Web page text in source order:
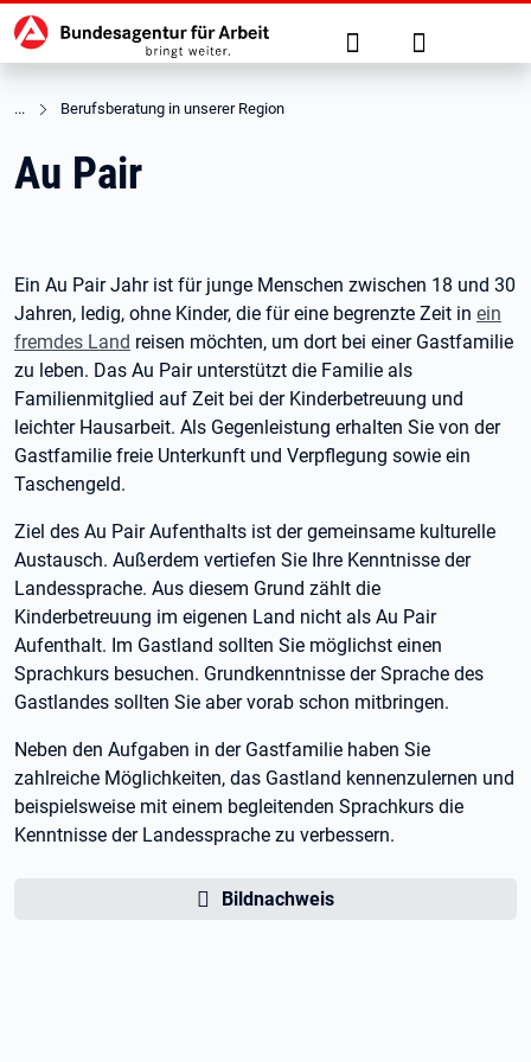
zu den Hauptinhalten springen
Hauptnavigation Suche Anmelden
Berufsberatung in unserer Region
Au Pair
Ein Au Pair Jahr ist für junge Menschen zwischen 18 und 30
Jahren, ledig, ohne Kinder, die für eine begrenzte Zeit in ein
fremdes Land reisen möchten, um dort bei einer Gastfamilie
zu leben. Das Au Pair unterstützt die Familie als
Familienmitglied auf Zeit bei der Kinderbetreuung und
leichter Hausarbeit. Als Gegenleistung erhalten Sie von der
Gastfamilie freie Unterkunft und Verpflegung sowie ein
Taschengeld.
Ziel des Au Pair Aufenthalts ist der gemeinsame kulturelle
Austausch. Außerdem vertiefen Sie Ihre Kenntnisse der
Landessprache. Aus diesem Grund zählt die
Kinderbetreuung im eigenen Land nicht als Au Pair
Aufenthalt. Im Gastland sollten Sie möglichst einen
Sprachkurs besuchen. Grundkenntnisse der Sprache des
Gastlandes sollten Sie aber vorab schon mitbringen.
Neben den Aufgaben in der Gastfamilie haben Sie
zahlreiche Möglichkeiten, das Gastland kennenzulernen und
beispielsweise mit einem begleitenden Sprachkurs die
Kenntnisse der Landessprache zu verbessern.
Bildnachweis